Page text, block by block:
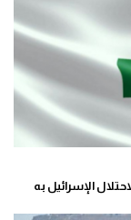
الإسرائيل به